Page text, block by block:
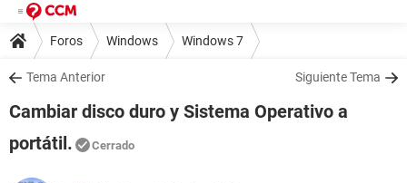
Foros Windows Windows 7
Tema Anterior Siguiente Tema
Cambiar disco duro y Sistema Operativo a
portátil.
Cerrado